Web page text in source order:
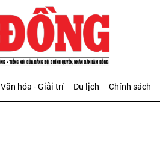
Văn hóa - Giải trí Du lịch Chính sách